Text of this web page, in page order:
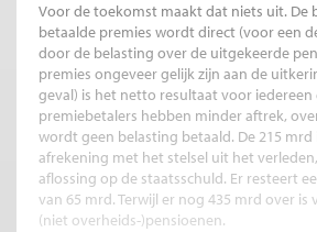
Voor de toekomst maakt dat niets uit. De
betaalde premies wordt direct (voor een
door de belasting over de uitgekeerde
premies ongeveer gelijk zijn aan de
geval) is het netto resultaat voor iedereen
premiebetalers hebben minder aftrek,
wordt geen belasting betaald. De 215 mrd
afrekening met het stelsel uit het
aflossing op de staatsschuld. Er resteert
van 65 mrd. Terwijl er nog 435 mrd over
(niet overheids-)pensioenen.